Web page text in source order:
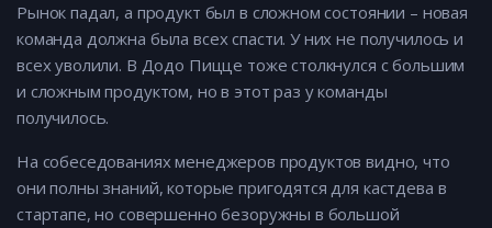
Рынок падал, а продукт был в сложном состоянии – новая
команда должна была всех спасти. У них не получилось и
всех уволили. В Додо Пицце тоже столкнулся с большим
и сложным продуктом, но в этот раз у команды
получилось.
На собеседованиях менеджеров продуктов видно, что
они полны знаний, которые пригодятся для кастдева в
стартапе, но совершенно безоружны в большой